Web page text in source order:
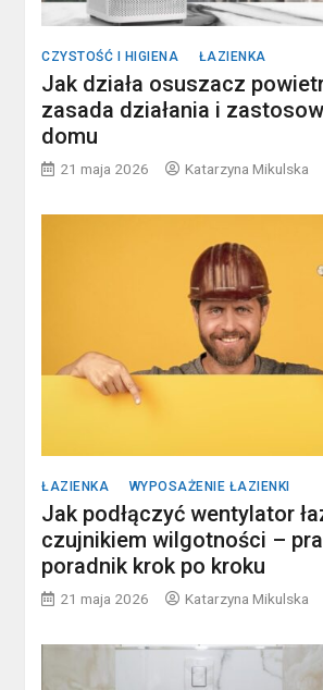
CZYSTOŚĆ I HIGIENA ŁAZIENKA
Jak działa osuszacz
zasada działania i
domu
21 maja 2026 Katarzyna Mikulska
ŁAZIENKA WYPOSAŻENIE ŁAZIENKI
Jak podłączyć wentylator
czujnikiem wilgotności –
poradnik krok po kroku
21 maja 2026 Katarzyna Mikulska